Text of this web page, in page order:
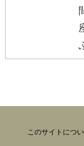
このサイトにつ